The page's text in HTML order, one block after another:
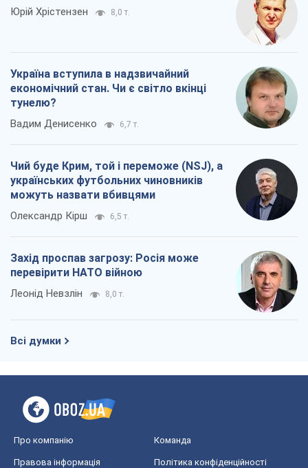
Юрій Хрістензен 8,0 т.
Україна вступила в надзвичайний
економічний стан. Чи є світло вкінці
тунелю?
Вадим Денисенко 6,7 т.
Чий буде Крим, той і переможе (NSJ), а
українських футбольних чиновників
можуть назвати вбивцями
Олександр Кірш 6,5 т.
Захід проспав загрозу: Росія може
перевірити НАТО війною
Леонід Невзлін 8,0 т.
Всі думки
Про компанію Команда
Правова інформація Політика конфіденційності